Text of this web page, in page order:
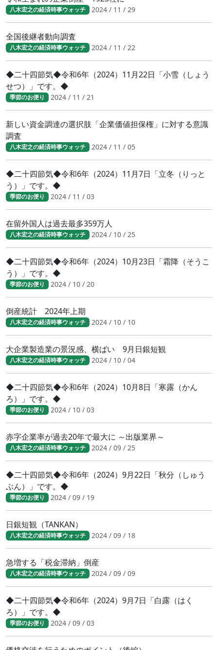
八木宏之の経済時事ウォッチ 2024 / 11 / 29
全国後継者動向調査
八木宏之の経済時事ウォッチ 2024 / 11 / 22
◆二十四節気◆令和6年（2024）11月22日「小雪（しょう
せつ）」です。◆
季節のお便り 2024 / 11 / 21
新しい資金調達の選択肢「企業価値担保権」に対する意識
調査
八木宏之の経済時事ウォッチ 2024 / 11 / 05
◆二十四節気◆令和6年（2024）11月7日「立冬（りっと
う）」です。◆
季節のお便り 2024 / 11 / 03
在留外国人は過去最多359万人
八木宏之の経済時事ウォッチ 2024 / 10 / 25
◆二十四節気◆令和6年（2024）10月23日「霜降（そうこ
う）」です。◆
季節のお便り 2024 / 10 / 20
倒産統計 2024年上期
八木宏之の経済時事ウォッチ 2024 / 10 / 10
大企業製造業の景況感、横ばい 9月日銀短観
八木宏之の経済時事ウォッチ 2024 / 10 / 04
◆二十四節気◆令和6年（2024）10月8日「寒露（かん
ろ）」です。◆
季節のお便り 2024 / 10 / 03
赤字企業率が過去20年で最大に ～出版業界～
八木宏之の経済時事ウォッチ 2024 / 09 / 25
◆二十四節気◆令和6年（2024）9月22日「秋分（しゅう
ぶん）」です。◆
季節のお便り 2024 / 09 / 19
日銀短観（TANKAN）
八木宏之の経済時事ウォッチ 2024 / 09 / 18
急増する「税金滞納」倒産
八木宏之の経済時事ウォッチ 2024 / 09 / 09
◆二十四節気◆令和6年（2024）9月7日「白露（はく
ろ）」です。◆
季節のお便り 2024 / 09 / 03